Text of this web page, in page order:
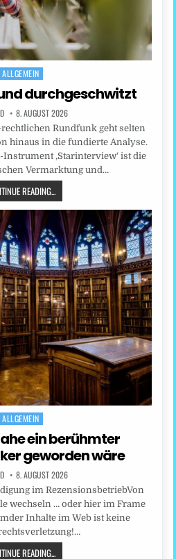
Posted
ALLGEMEIN
durchgeschwitzt
8. AUGUST 2026
Rundfunk geht selten
hinaus in die fundierte Analyse.
Instrument ‚Starinterview‘ ist die
Vermarktung und…
READING...
Posted
ALLGEMEIN
ein berühmter
geworden wäre
8. AUGUST 2026
im RezensionsbetriebVon
wechseln … oder hier im Frame
Inhalte im Web ist keine
READING...